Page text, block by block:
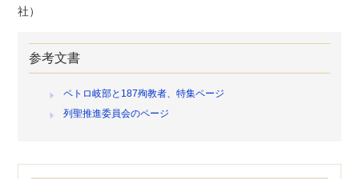
社）
参考文書
ペトロ岐部と187殉教者、特集ページ
列聖推進委員会のページ